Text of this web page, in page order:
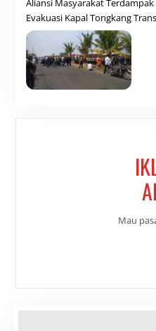
Aliansi Masyarakat
Evakuasi Kapal Tongkang
Mau